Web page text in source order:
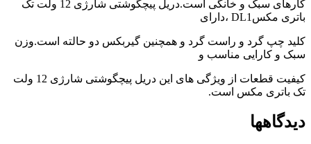
teasing
in
4k
my
wife
lustful
sister
sucks
dick
کارهای سبک و خانگی است.دریل پیچگوشتی شارژی 12 ولت تک
باتری مکسDL1 ،دارای
کلید چپ گرد و راست گرد و همچنین گیربکس دو حالته است.وزن
سبک و کارایی مناسب و
کیفیت قطعات از ویژگی های این دریل پیچگوشتی شارژی 12 ولت
تک باتری مکس است.
دیدگاهها